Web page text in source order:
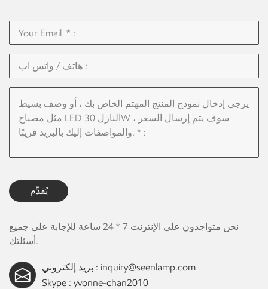
يُقدِّم
نحن متواجدون على الإنترنت 7 * 24 ساعة للإجابة على جميع
أسئلتك.
بريد إلكتروني : inquiry@seenlamp.com
Skype : yvonne-chan2010